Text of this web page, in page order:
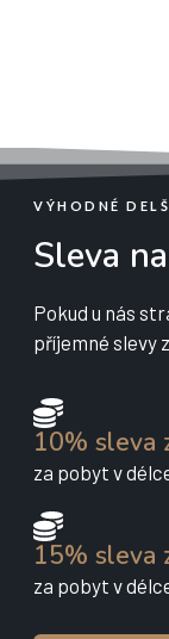
VÝHODNÉ
Sleva
Pokud u nás
příjemné slevy
10% sleva
za pobyt v
15% sleva
za pobyt v